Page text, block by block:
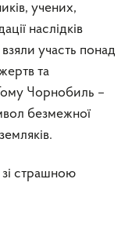
учених,
наслідків
взяли участь понад
та
Чорнобиль –
безмежної
зі страшною